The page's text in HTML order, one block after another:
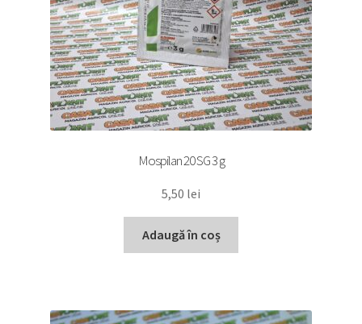
Mospilan 20 SG 3 g
5,50 lei
Adaugă în coș